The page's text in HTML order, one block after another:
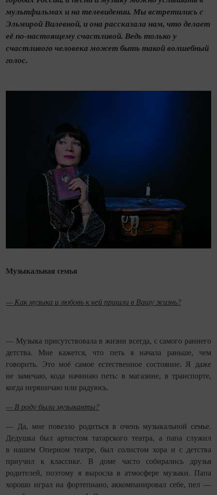
мульт­фильмах и на телевидении. Мы встретились с
Эльмирой Вилевной, и она рассказала нам, что делает
её по‑настоящему счастливой. Ведь только у
счастливого человека может быть такой волшебный
голос.
Музыкальная семья
— Как музыка и любовь к ней пришли в Вашу жизнь?
— Музыка присутствовала в жизни всегда, с самого раннего
детства. Мне кажется, что петь я начала раньше, чем
говорить. Это моё самое естественное состояние. Я даже
не замечаю, кода начинаю петь: в магазине, в транспорте,
когда нервничаю или радуюсь.
— В роду были музыканты?
— Да, мне повезло родиться в очень музыкальной семье.
Дедушка был артистом татарского театра, а папа служил
в нашем Оперном театре, был солистом хора и с детства
приучил к классике. В доме часто собирались друзья
родителей, поэтому я выросла в атмосфере музыки. Папа
хорошо играл на фортепиано, аккомпанировал себе, пел —